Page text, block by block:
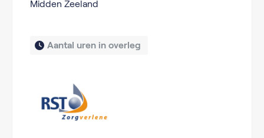
Midden Zeeland
Aantal uren in overleg